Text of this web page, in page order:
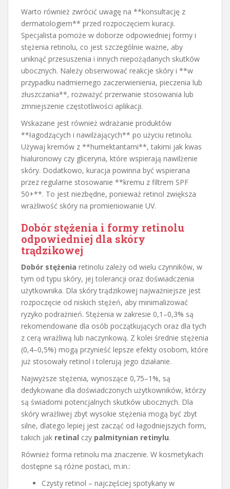
Warto również zwrócić uwagę na **konsultację z
dermatologiem** przed rozpoczęciem kuracji.
Specjalista pomoże w doborze odpowiedniej formy i
stężenia retinolu, co jest szczególnie ważne, aby
uniknąć przesuszenia i innych niepożądanych skutków
ubocznych. Należy obserwować reakcje skóry i **w
przypadku nadmiernego zaczerwienienia, pieczenia lub
złuszczania**, rozważyć przerwanie stosowania lub
zmniejszenie częstotliwości aplikacji.
Wskazane jest również wdrażanie produktów
**łagodzących i nawilżających** po użyciu retinolu.
Używaj kremów z **humektantami**, takimi jak kwas
hialuronowy czy gliceryna, które wspierają nawilżenie
skóry. Dodatkowo, kuracja powinna być wspierana
przez regularne stosowanie **kremu z filtrem SPF
50+**. To jest niezbędne, ponieważ retinol zwiększa
wrażliwość skóry na promieniowanie UV.
Dobór stężenia i formy retinolu
odpowiedniej dla skóry
trądzikowej
Dobór stężenia retinolu zależy od wielu czynników, w
tym od typu skóry, jej tolerancji oraz doświadczenia
użytkownika. Dla skóry trądzikowej najważniejsze jest
rozpoczęcie od niskich stężeń, aby minimalizować
ryzyko podrażnień. Stężenia w zakresie 0,1–0,3% są
rekomendowane dla osób początkujących oraz dla tych
z cerą wrażliwą lub naczynkową. Z kolei średnie stężenia
(0,4–0,5%) mogą przynieść lepsze efekty osobom, które
już stosowały retinol i tolerują jego działanie.
Najwyższe stężenia, wynoszące 0,75–1%, są
dedykowane dla doświadczonych użytkowników, którzy
są świadomi potencjalnych skutków ubocznych. Dla
skóry wrażliwej zbyt wysokie stężenia mogą być zbyt
silne, dlatego lepiej jest zacząć od łagodniejszych form,
takich jak retinal czy palmitynian retinylu.
Również forma retinolu ma znaczenie. W kosmetykach
dostępne są różne postaci, m.in.:
Czysty retinol – najczęściej spotykany w